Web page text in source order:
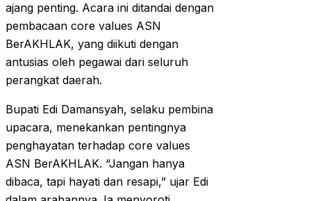
ajang penting. Acara ini ditandai dengan
pembacaan core values ASN
BerAKHLAK, yang diikuti dengan
antusias oleh pegawai dari seluruh
perangkat daerah.
Bupati Edi Damansyah, selaku pembina
upacara, menekankan pentingnya
penghayatan terhadap core values
ASN BerAKHLAK. “Jangan hanya
dibaca, tapi hayati dan resapi,” ujar Edi